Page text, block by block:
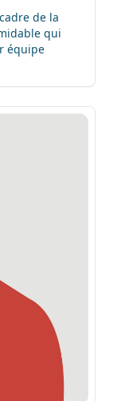
de la
qui
équipe